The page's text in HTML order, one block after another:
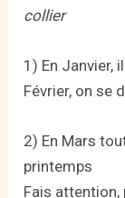
collier
1) En Janvier,
Février, on se
2) En Mars
printemps
Fais attention,